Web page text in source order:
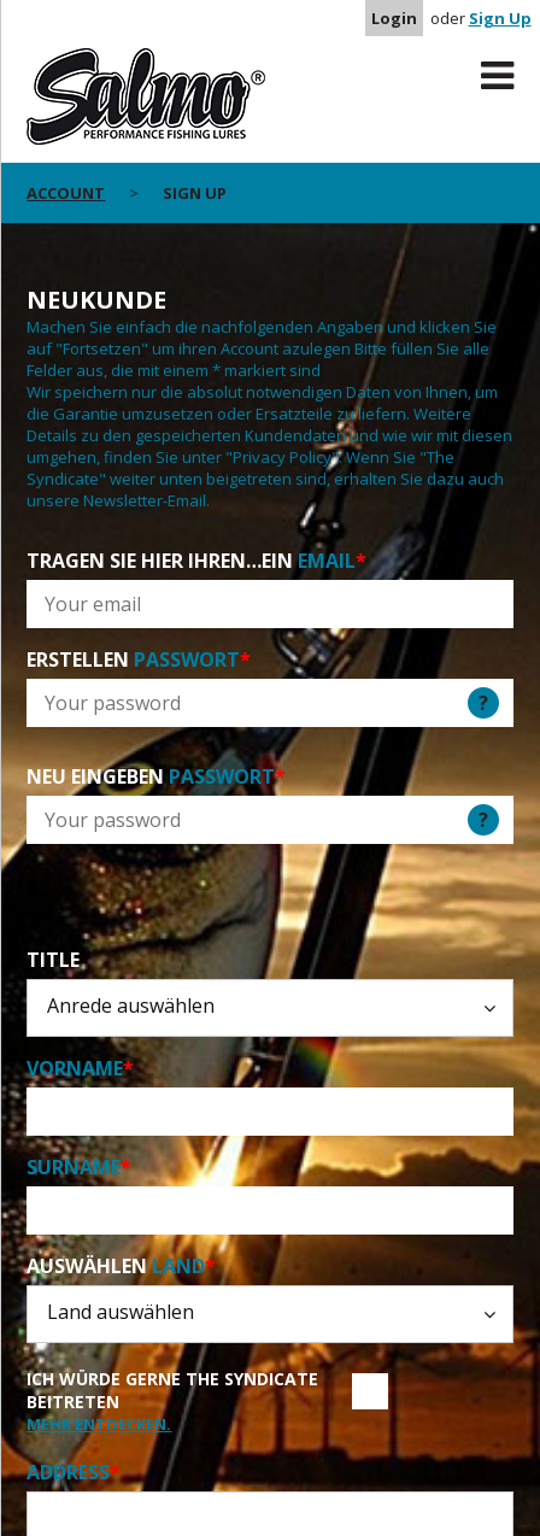
Login oder Sign Up
ACCOUNT SIGN UP
NEUKUNDE
Machen Sie einfach die nachfolgenden Angaben und klicken Sie
auf "Fortsetzen" um ihren Account azulegen Bitte füllen Sie alle
Felder aus, die mit einem * markiert sind
Wir speichern nur die absolut notwendigen Daten von Ihnen, um
die Garantie umzusetzen oder Ersatzteile zu liefern. Weitere
Details zu den gespeicherten Kundendaten und wie wir mit diesen
umgehen, finden Sie unter "Privacy Policy". Wenn Sie "The
Syndicate" weiter unten beigetreten sind, erhalten Sie dazu auch
unsere Newsletter-Email.
TRAGEN SIE HIER IHREN…EINEMAIL*
ERSTELLEN PASSWORT*
?
NEU EINGEBENPASSWORT*
?
TITLE
VORNAME*
SURNAME*
AUSWÄHLENLAND*
ICH WÜRDE GERNE THE SYNDICATE
BEITRETEN
MEHR ENTDECKEN.
ADDRESS*